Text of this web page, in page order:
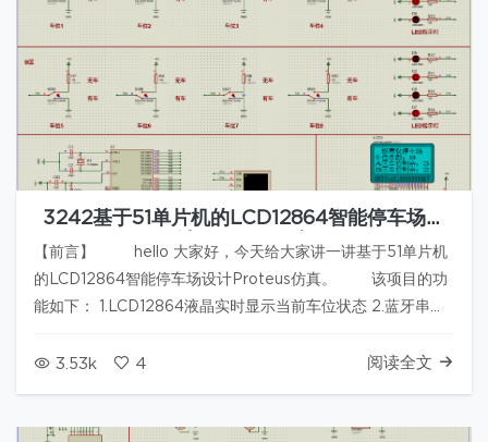
3242基于51单片机的LCD12864智能停车场设
计Proteus仿真
【前言】 hello 大家好，今天给大家讲一讲基于51单片机
的LCD12864智能停车场设计Proteus仿真。 该项目的功
能如下： 1.LCD12864液晶实时显示当前车位状态 2.蓝牙串口
目的仿真…
3.53k 4 阅读全文